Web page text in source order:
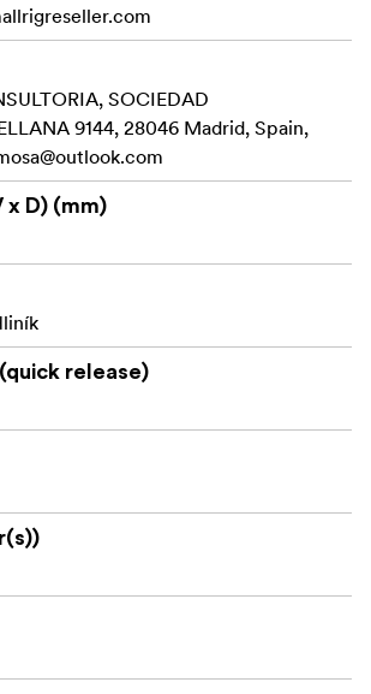
deska
SOCIEDAD
9144, 28046 Madrid, Spain,
x D) (mm)
release)